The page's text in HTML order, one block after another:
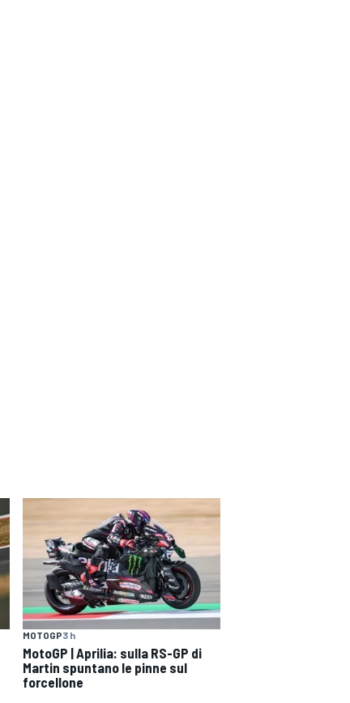
MOTOGP3 h
MotoGP | Aprilia: sulla RS-GP di
Martin spuntano le pinne sul
forcellone